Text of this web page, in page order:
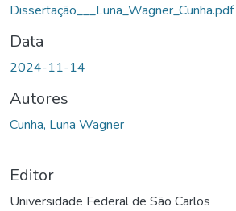
Dissertação___Luna_Wagner_Cunha.pdf
Data
2024-11-14
Autores
Cunha, Luna Wagner
Editor
Universidade Federal de São Carlos